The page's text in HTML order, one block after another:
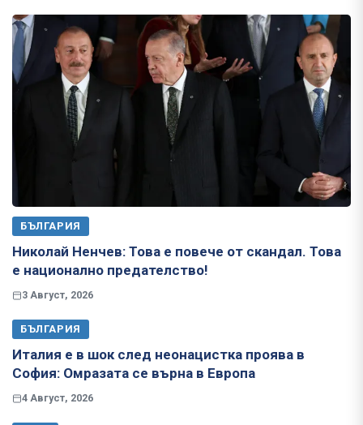
БЪЛГАРИЯ
Николай Ненчев: Това е повече от скандал. Това
е национално предателство!
3 Август, 2026
БЪЛГАРИЯ
Италия е в шок след неонацистка проява в
София: Омразата се върна в Европа
4 Август, 2026